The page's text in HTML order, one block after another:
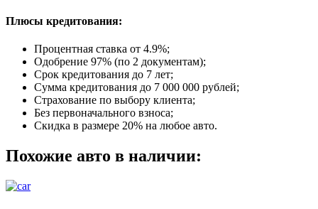
Плюсы кредитования:
Процентная ставка от 4.9%;
Одобрение 97% (по 2 документам);
Срок кредитования до 7 лет;
Сумма кредитования до 7 000 000 рублей;
Страхование по выбору клиента;
Без первоначального взноса;
Скидка в размере 20% на любое авто.
Похожие авто в наличии: